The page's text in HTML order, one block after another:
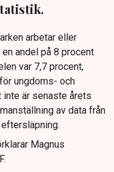
arbetar eller
andel på 8 procent
var 7,7 procent,
ungdoms- och
är senaste årets
av data från
Magnus